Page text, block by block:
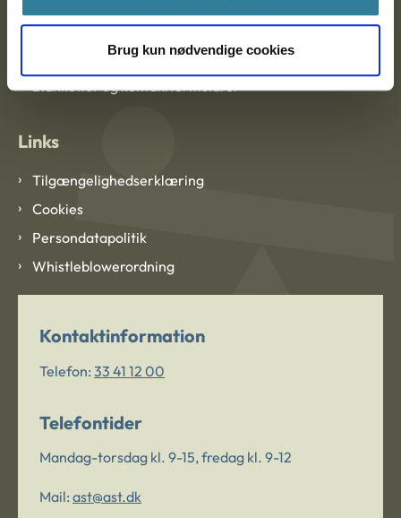
Brug kun nødvendige cookies
Om Ankestyrelsen
Om Ankestyrelsen
Blanketter og kontaktformularer
Links
Tilgængelighedserklæring
Cookies
Persondatapolitik
Whistleblowerordning
Kontaktinformation
Telefon: 33 41 12 00
Telefontider
Mandag-torsdag kl. 9-15, fredag kl. 9-12
Mail: ast@ast.dk